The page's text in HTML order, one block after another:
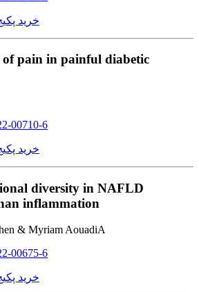
خرید
of pain in painful diabetic
00710-6
خرید
diversity in NAFLD
inflammation
& Myriam AouadiA
00675-6
خرید